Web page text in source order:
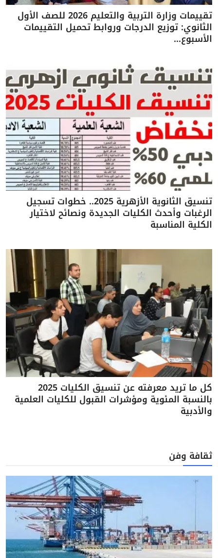
تقييمات وزارة التربية والتعليم 2026 للصف الأول
الثانوي: توزيع الدرجات وروابط تحميل التقييمات
الأسبوع...
تنسيق الثانوية الأزهرية 2025.. خطوات تسجيل
الرغبات وأحدث الكليات الجديدة ونصائح لاختيار
الكلية المناسبة
كل ما تريد معرفته عن تنسيق الكليات 2025
بالنسبة المئوية ومؤشرات القبول للكليات العلمية
والأدبية
ثقافة وفن